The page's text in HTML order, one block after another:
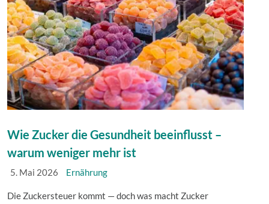
Wie Zucker die Gesundheit beeinflusst –
warum weniger mehr ist
5. Mai 2026 Ernährung
Die Zuckersteuer kommt — doch was macht Zucker